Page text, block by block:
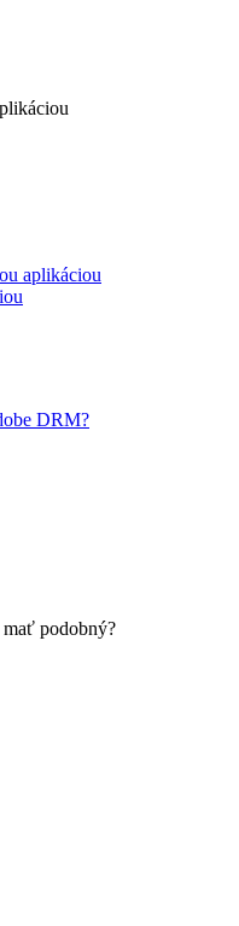
aplikáciou
DRM?
mať podobný?